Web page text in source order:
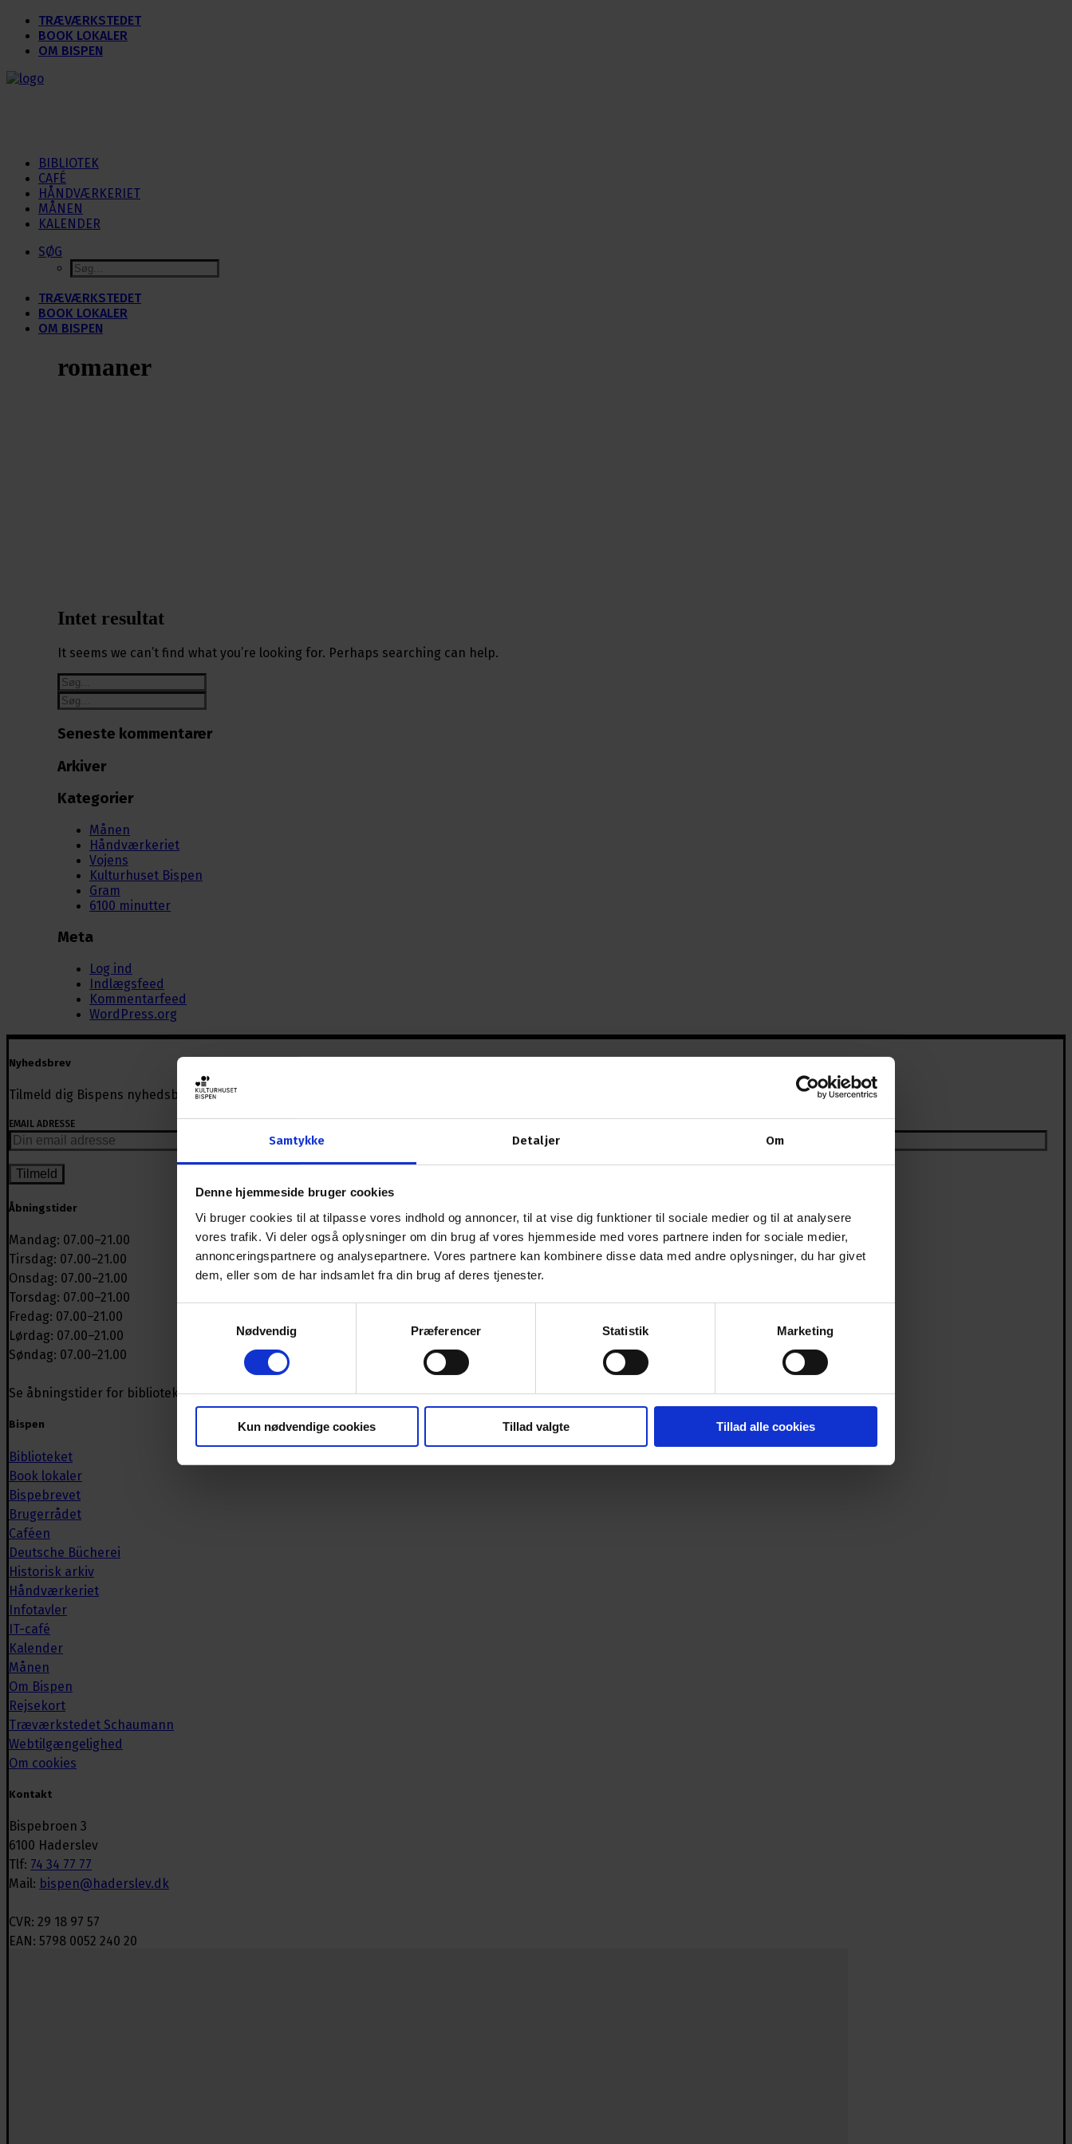
Samtykke Detaljer Om
Denne hjemmeside bruger cookies
Vi bruger cookies til at tilpasse vores indhold og annoncer, til at vise dig funktioner til sociale medier og til at analysere
vores trafik. Vi deler også oplysninger om din brug af vores hjemmeside med vores partnere inden for sociale medier,
annonceringspartnere og analysepartnere. Vores partnere kan kombinere disse data med andre oplysninger, du har givet
dem, eller som de har indsamlet fra din brug af deres tjenester.
Nødvendig
Præferencer Statistik Marketing
Kun nødvendige cookies Tillad valgte Tillad alle cookies
TRÆVÆRKSTEDET
BOOK LOKALER
OM BISPEN
BIBLIOTEK
CAFÉ
HÅNDVÆRKERIET
MÅNEN
KALENDER
SØG
TRÆVÆRKSTEDET
BOOK LOKALER
OM BISPEN
romaner
Intet resultat
It seems we can’t find what you’re looking for. Perhaps searching can help.
Seneste kommentarer
Arkiver
Kategorier
Månen
Håndværkeriet
Vojens
Kulturhuset Bispen
Gram
6100 minutter
Meta
Log ind
Indlægsfeed
Kommentarfeed
WordPress.org
Nyhedsbrev
Tilmeld dig Bispens nyhedsbrev og få nyheder om arrangementer direkte i din postkasse.
EMAIL ADRESSE
Åbningstider
Mandag: 07.00–21.00
Tirsdag: 07.00–21.00
Onsdag: 07.00–21.00
Torsdag: 07.00–21.00
Fredag: 07.00–21.00
Lørdag: 07.00–21.00
Søndag: 07.00–21.00
Se åbningstider for biblioteket
Bispen
Biblioteket
Book lokaler
Bispebrevet
Brugerrådet
Caféen
Deutsche Bücherei
Historisk arkiv
Håndværkeriet
Infotavler
IT-café
Kalender
Månen
Om Bispen
Rejsekort
Træværkstedet Schaumann
Webtilgængelighed
Om cookies
Kontakt
Bispebroen 3
6100 Haderslev
Tlf: 74 34 77 77
Mail: bispen@haderslev.dk
CVR: 29 18 97 57
EAN: 5798 0052 240 20